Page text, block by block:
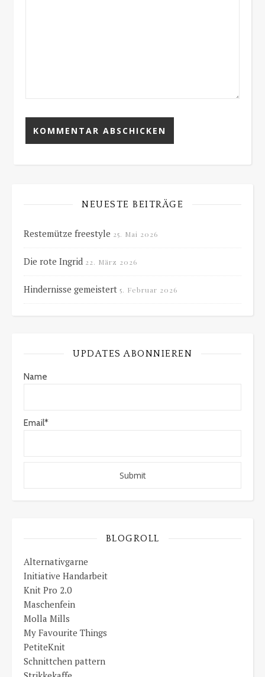
NEUESTE BEITRÄGE
Restemütze freestyle 25. Mai 2026
Die rote Ingrid 22. März 2026
Hindernisse gemeistert 5. Februar 2026
UPDATES ABONNIEREN
Name
Email*
BLOGROLL
Alternativgarne
Initiative Handarbeit
Knit Pro 2.0
Maschenfein
Molla Mills
My Favourite Things
PetiteKnit
Schnittchen pattern